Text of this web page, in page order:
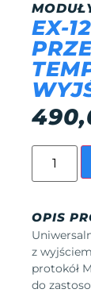
EX-
OPIS
z
protokół
do